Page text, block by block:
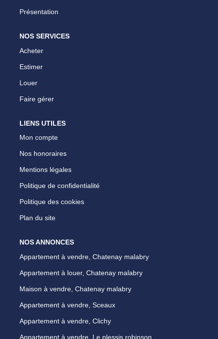
Présentation
NOS SERVICES
Acheter
Estimer
Louer
Faire gérer
LIENS UTILES
Mon compte
Nos honoraires
Mentions légales
Politique de confidentialité
Politique des cookies
Plan du site
NOS ANNONCES
Appartement à vendre, Chatenay malabry
Appartement à louer, Chatenay malabry
Maison à vendre, Chatenay malabry
Appartement à vendre, Sceaux
Appartement à vendre, Clichy
Appartement à vendre, Le plessis robinson